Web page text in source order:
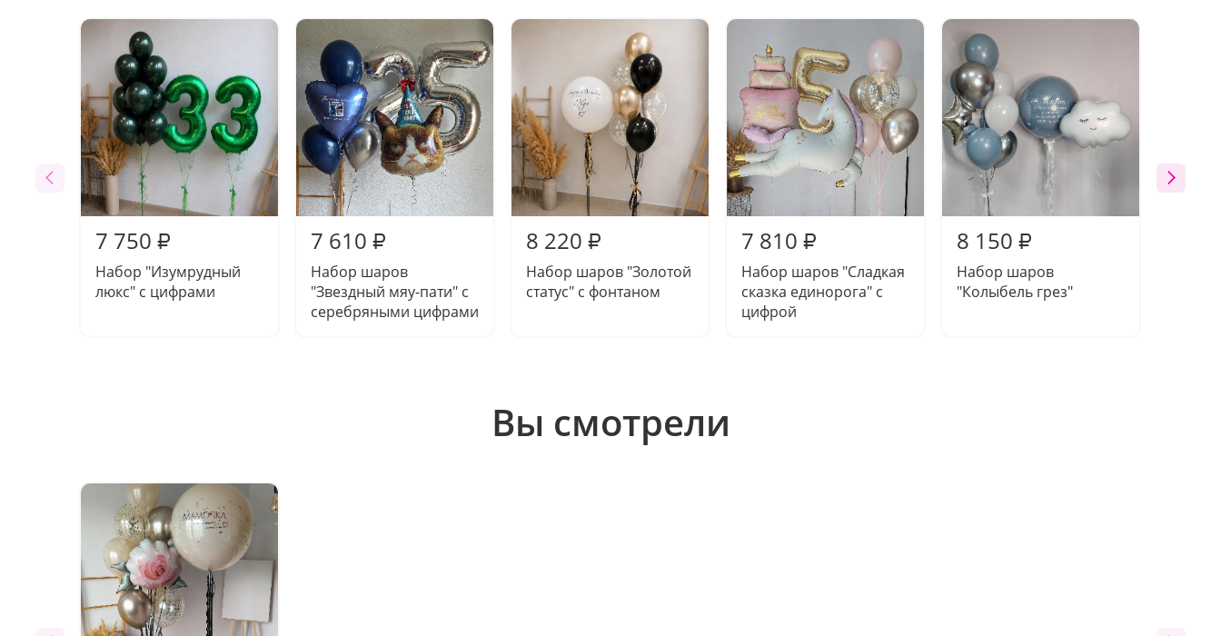
7 750 ₽
Набор "Изумрудный
люкс" с цифрами
7 610 ₽
Набор шаров
"Звездный мяу-пати" с
серебряными цифрами
8 220 ₽
Набор шаров "Золотой
статус" с фонтаном
7 810 ₽
Набор шаров "Сладкая
сказка единорога" с
цифрой
8 150 ₽
Набор шаров
"Колыбель грез"
Вы смотрели